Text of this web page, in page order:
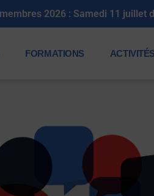
Soirée annuelle
FORMATIONS